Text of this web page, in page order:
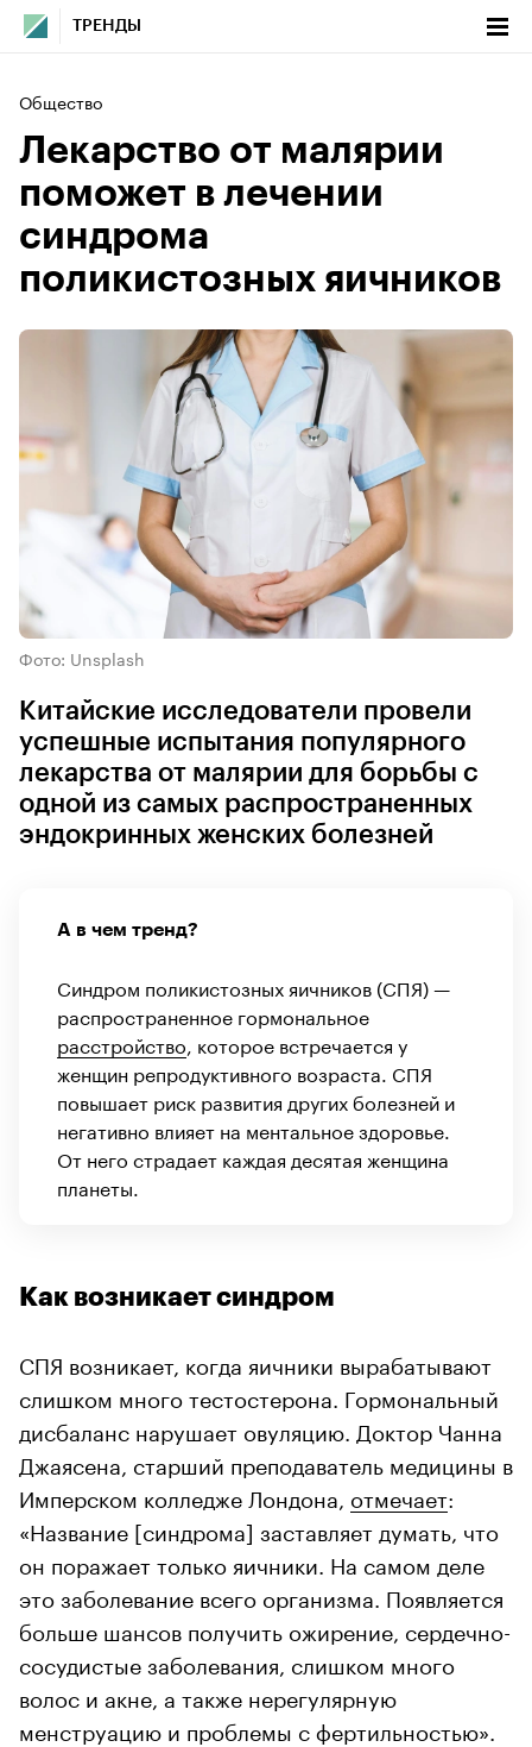
ТРЕНДЫ
Общество
Лекарство от малярии
поможет в лечении
синдрома
поликистозных яичников
Фото: Unsplash
Китайские исследователи провели
успешные испытания популярного
лекарства от малярии для борьбы с
одной из самых распространенных
эндокринных женских болезней
А в чем тренд?
Синдром поликистозных яичников (СПЯ) —
распространенное гормональное
расстройство , которое встречается у
женщин репродуктивного возраста. СПЯ
повышает риск развития других болезней и
негативно влияет на ментальное здоровье.
От него страдает каждая десятая женщина
планеты.
Как возникает синдром
СПЯ возникает, когда яичники вырабатывают
слишком много тестостерона. Гормональный
дисбаланс нарушает овуляцию. Доктор Чанна
Джаясена, старший преподаватель медицины в
Имперском колледже Лондона, отмечает:
«Название [синдрома] заставляет думать, что
он поражает только яичники. На самом деле
это заболевание всего организма. Появляется
больше шансов получить ожирение, сердечно-
сосудистые заболевания, слишком много
волос и акне, а также нерегулярную
менструацию и проблемы с фертильностью».